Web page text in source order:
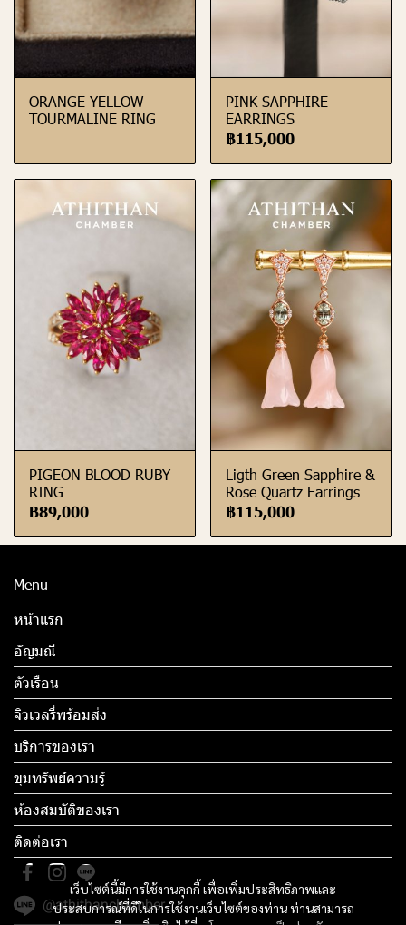
ORANGE YELLOW
TOURMALINE RING
PINK SAPPHIRE
EARRINGS
฿115,000
PIGEON BLOOD RUBY
RING
฿89,000
Ligth Green Sapphire &
Rose Quartz Earrings
฿115,000
เว็บไซต์นี้มีการใช้งานคุกกี้ เพื่อเพิ่มประสิทธิภาพและ
ประสบการณ์ที่ดีในการใช้งานเว็บไซต์ของท่าน ท่านสามารถ
Menu
หน้าแรก
อัญมณี
ตัวเรือน
จิวเวลรี่พร้อมส่ง
บริการของเรา
ขุมทรัพย์ความรู้
ห้องสมบัติของเรา
ติดต่อเรา
@athithanchamber